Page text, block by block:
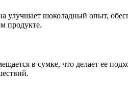
шоколадный опыт,
продукте.
в сумке, что делает ее